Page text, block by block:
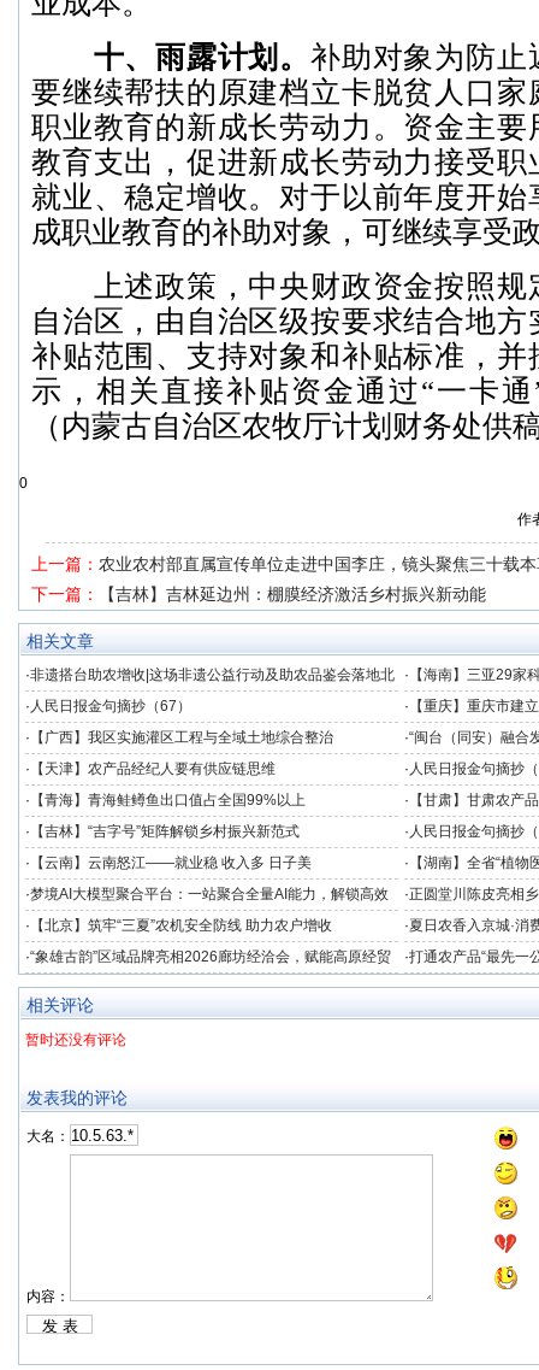
十、雨露计划。补助对象为防止
要继续帮扶的原建档立卡脱贫人口家
职业教育的新成长劳动力。资金主要
教育支出，促进新成长劳动力接受职
就业、稳定增收。对于以前年度开始
成职业教育的补助对象，可继续享受
上述政策，中央财政资金按照规
自治区，由自治区级按要求结合地
补贴范围、支持对象和补贴标准，并
示，相关直接补贴资金通过“一卡
（内蒙古自治区农牧厅计划财务处供
0
作
上一篇： 农业农村部直属宣传单位走进中国李庄，镜头聚焦三十载
下一篇：
【吉林】吉林延边州：棚膜经济激活乡村振兴新动能
相关文章
·非遗搭台助农增收|这场非遗公益行动及助农品鉴会落地北
京
· 【海南】三亚29家
· 人民日报金句摘抄（67） · 【重庆】重庆市建
度
· 【广西】我区实施灌区工程与全域土地综合整治 ·“闽台（同安）融合
发展提供数据支撑
· 【天津】农产品经纪人要有供应链思维 · 人民日报金句摘抄
· 【青海】青海鲑鳟鱼出口值占全国99%以上 · 【甘肃】甘肃农产
· 【吉林】“吉字号”矩阵解锁乡村振兴新范式 · 人民日报金句摘抄
· 【云南】云南怒江——就业稳 收入多 日子美 · 【湖南】全省“植
竞技
·梦境AI大模型聚合平台：一站聚合全量AI能力，解锁高效
创作新境界
·正圆堂川陈皮亮相
注获群众点赞
· 【北京】筑牢“三夏”农机安全防线 助力农户增收 ·夏日农香入京城·
助农专场品鉴会在北
·“象雄古韵”区域品牌亮相2026廊坊经洽会，赋能高原经贸
协同发展
·打通农产品“最先一
业冷链中心落成
相关评论
暂时还没有评论
发表我的评论
大名：
内容：